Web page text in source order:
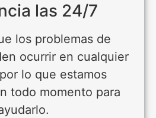
las 24/7
los problemas de
ocurrir en cualquier
lo que estamos
todo momento para